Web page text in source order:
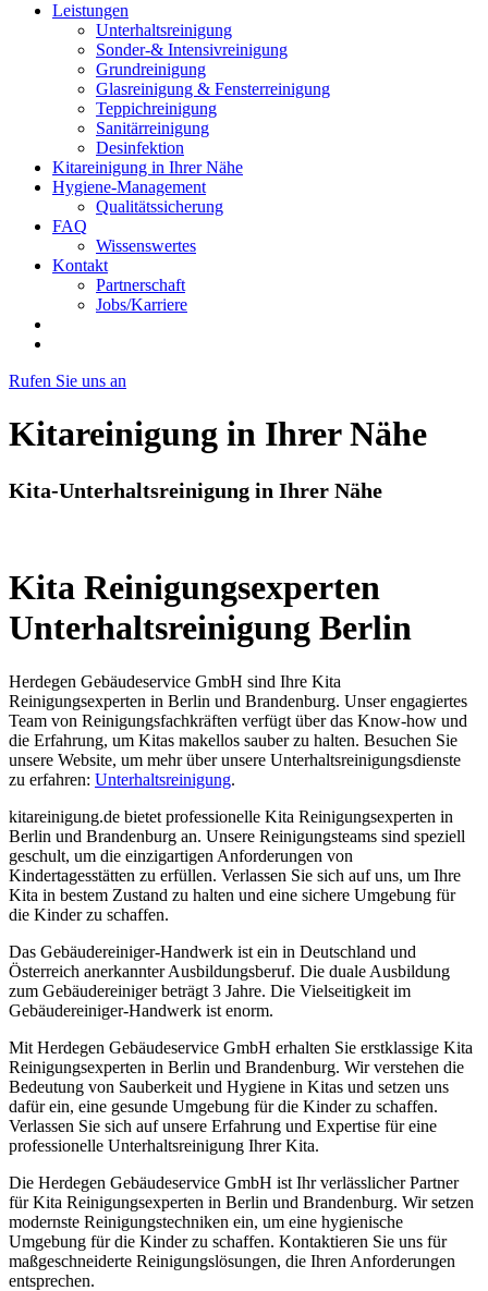
Leistungen
Unterhaltsreinigung
Sonder-& Intensivreinigung
Grundreinigung
Glasreinigung & Fensterreinigung
Teppichreinigung
Sanitärreinigung
Desinfektion
Kitareinigung in Ihrer Nähe
Hygiene-Management
Qualitätssicherung
FAQ
Wissenswertes
Kontakt
Partnerschaft
Jobs/Karriere
Rufen Sie uns an
Kitareinigung in Ihrer Nähe
Kita-Unterhaltsreinigung in Ihrer Nähe
Kita Reinigungsexperten
Unterhaltsreinigung Berlin
Herdegen Gebäudeservice GmbH sind Ihre Kita
Reinigungsexperten in Berlin und Brandenburg. Unser engagiertes
Team von Reinigungsfachkräften verfügt über das Know-how und
die Erfahrung, um Kitas makellos sauber zu halten. Besuchen Sie
unsere Website, um mehr über unsere Unterhaltsreinigungsdienste
zu erfahren: Unterhaltsreinigung.
kitareinigung.de bietet professionelle Kita Reinigungsexperten in
Berlin und Brandenburg an. Unsere Reinigungsteams sind speziell
geschult, um die einzigartigen Anforderungen von
Kindertagesstätten zu erfüllen. Verlassen Sie sich auf uns, um Ihre
Kita in bestem Zustand zu halten und eine sichere Umgebung für
die Kinder zu schaffen.
Das Gebäudereiniger-Handwerk ist ein in Deutschland und
Österreich anerkannter Ausbildungsberuf. Die duale Ausbildung
zum Gebäudereiniger beträgt 3 Jahre. Die Vielseitigkeit im
Gebäudereiniger-Handwerk ist enorm.
Mit Herdegen Gebäudeservice GmbH erhalten Sie erstklassige Kita
Reinigungsexperten in Berlin und Brandenburg. Wir verstehen die
Bedeutung von Sauberkeit und Hygiene in Kitas und setzen uns
dafür ein, eine gesunde Umgebung für die Kinder zu schaffen.
Verlassen Sie sich auf unsere Erfahrung und Expertise für eine
professionelle Unterhaltsreinigung Ihrer Kita.
Die Herdegen Gebäudeservice GmbH ist Ihr verlässlicher Partner
für Kita Reinigungsexperten in Berlin und Brandenburg. Wir setzen
modernste Reinigungstechniken ein, um eine hygienische
Umgebung für die Kinder zu schaffen. Kontaktieren Sie uns für
maßgeschneiderte Reinigungslösungen, die Ihren Anforderungen
entsprechen.